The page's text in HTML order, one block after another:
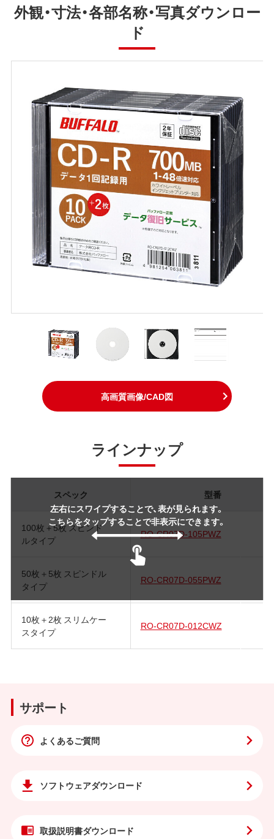
外観・寸法・各部名称・写真ダウンロー
ド
高画質画像/CAD図
ラインナップ
左右にスワイプすることで、表が見られます。
こちらをタップすることで非表示にできます。
スペック 型番
100枚＋5枚 スピンド
ルタイプ
RO-CR07D-105PWZ
50枚＋5枚 スピンドル
タイプ
RO-CR07D-055PWZ
10枚＋2枚 スリムケー
スタイプ
RO-CR07D-012CWZ
サポート
よくあるご質問
ソフトウェアダウンロード
取扱説明書ダウンロード